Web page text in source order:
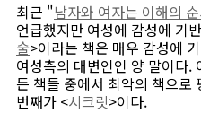
최근 "남자와 여자는 이해의
언급했지만 여성에 감성에 기
술>이라는 책은 매우 감성에
여성측의 대변인인 양 말이다.
든 책들 중에서 최악의 책으로
번째가 <시크릿>이다.